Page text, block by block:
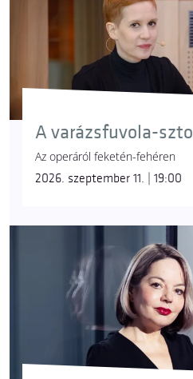
A varázsfuvola-
Az operáról feketén-fehéren
2026. szeptember 11. | 19:00